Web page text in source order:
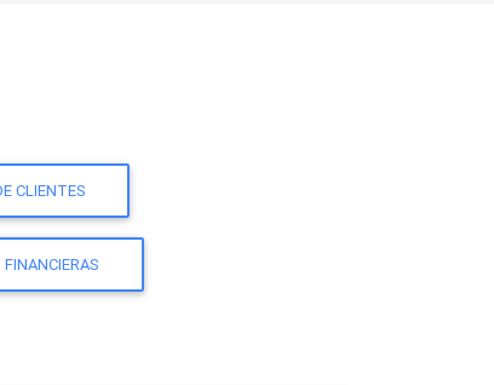
CLIENTES